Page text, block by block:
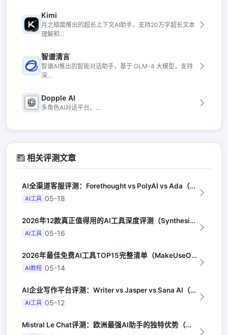
Kimi
月之暗面推出的超长上下文AI助手，支持20万字超长文本
理解和...
智谱清言
智谱AI推出的智能对话助手，基于 GLM-4 大模型，支持
深...
Dopple AI
多角色AI对话平台。...
相关评测文章
AI全渠道客服评测：Forethought vs PolyAI vs Ada（G...
AI工具 05-18
2026年12款真正值得用的AI工具深度评测（Synthesia评选）
AI工具 05-16
2026年最佳免费AI工具TOP15完整清单（MakeUseOf）
AI教程 05-14
AI企业写作平台评测：Writer vs Jasper vs Sana AI（G...
AI工具 05-12
Mistral Le Chat评测：欧洲最强AI助手的独特优势（Wired UK...